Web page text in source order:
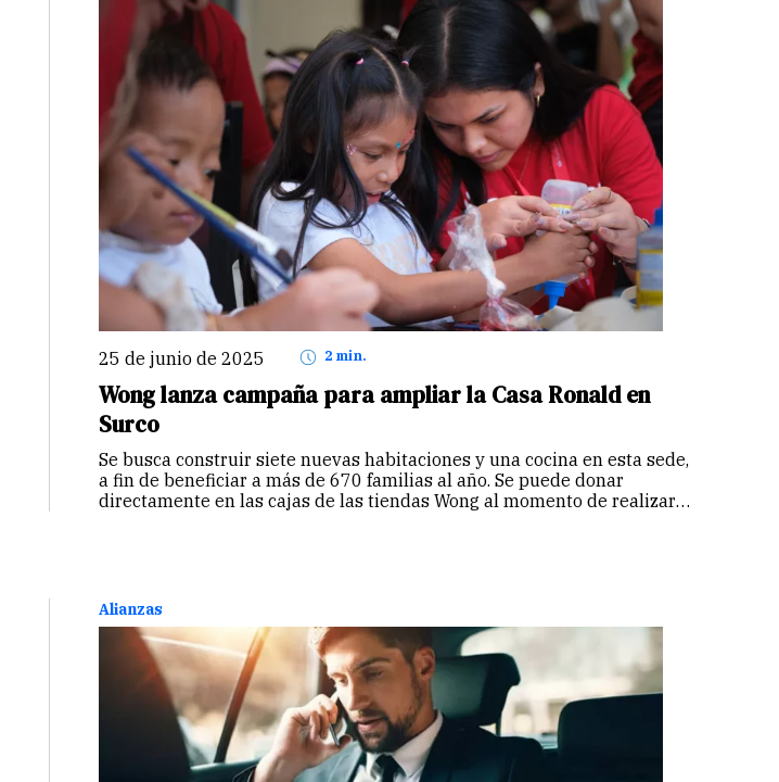
25 de junio de 2025 2 min.
Wong lanza campaña para ampliar la Casa Ronald en
Surco
Se busca construir siete nuevas habitaciones y una cocina en esta sede,
a fin de beneficiar a más de 670 familias al año. Se puede donar
directamente en las cajas de las tiendas Wong al momento de realizar
Alianzas